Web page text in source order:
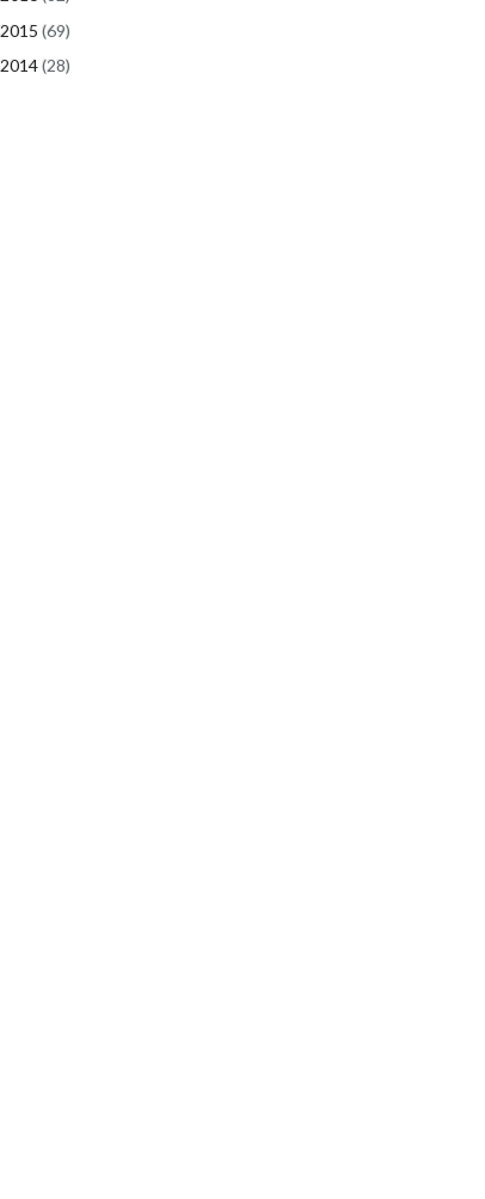
2015 (69)
2014(28)